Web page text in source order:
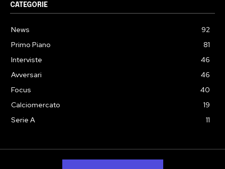
CATEGORIE
News
92
Primo Piano
81
Interviste
46
Avversari
46
Focus
40
Calciomercato
19
Serie A
11